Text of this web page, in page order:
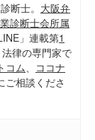
断士。 大阪弁
診断士会所属
」連載第1
律の専門家で
コム、 ココナ
ご相談くださ